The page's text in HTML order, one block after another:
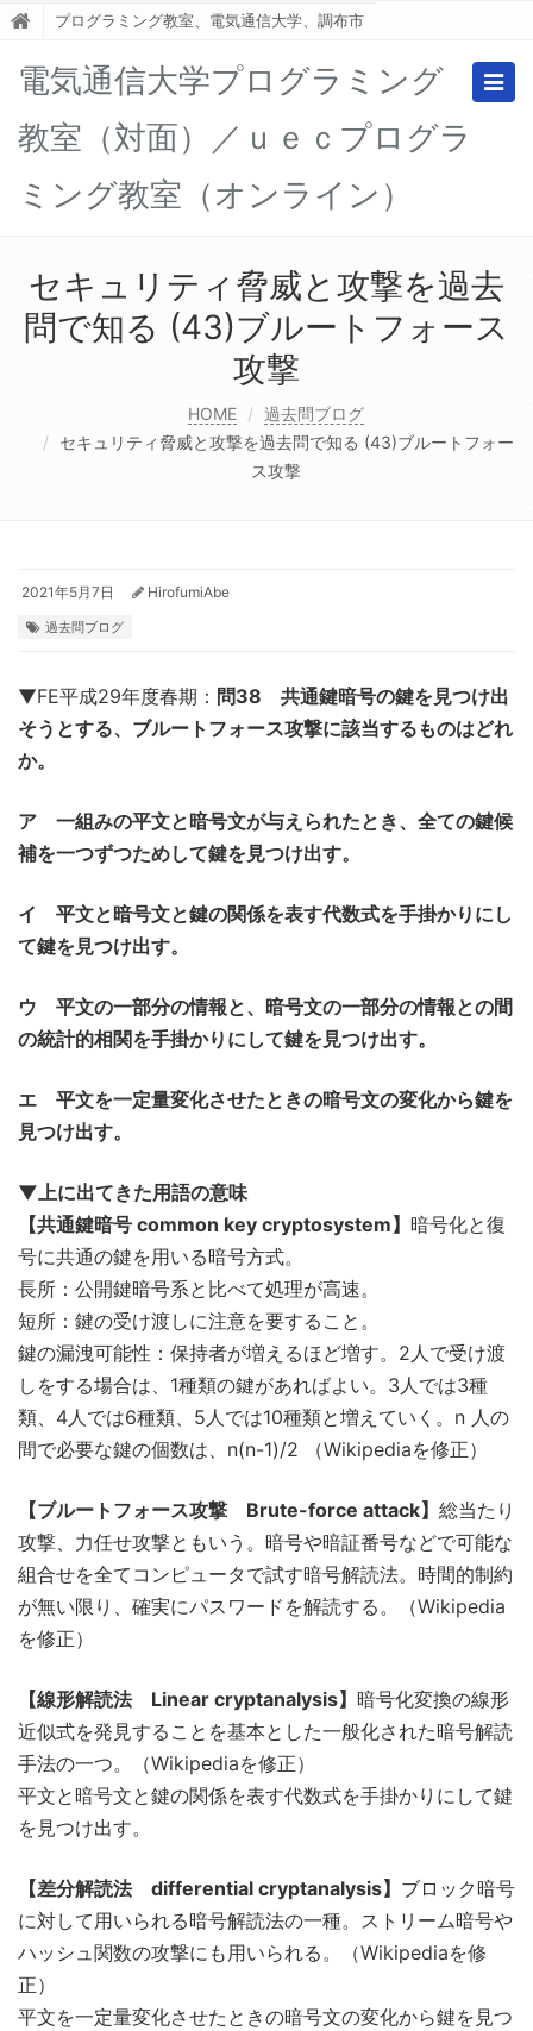
プログラミング教室、電気通信大学、調布市
電気通信大学プログラミング
教室（対面）／ｕｅｃプログラ
ミング教室（オンライン）
セキュリティ脅威と攻撃を過去
問で知る (43)ブルートフォース
攻撃
HOME
過去問ブログ
セキュリティ脅威と攻撃を過去問で知る (43)ブルートフォー
ス攻撃
2021年5月7日 HirofumiAbe
過去問ブログ
▼FE平成29年度春期： 問38 共通鍵暗号の鍵を見つけ出
そうとする、ブルートフォース攻撃に該当するものはどれ
か。
ア 一組みの平文と暗号文が与えられたとき、全ての鍵候
補を一つずつためして鍵を見つけ出す。
イ 平文と暗号文と鍵の関係を表す代数式を手掛かりにし
て鍵を見つけ出す。
ウ 平文の一部分の情報と、暗号文の一部分の情報との間
の統計的相関を手掛かりにして鍵を見つけ出す。
エ 平文を一定量変化させたときの暗号文の変化から鍵を
見つけ出す。
▼上に出てきた用語の意味
【共通鍵暗号 common key cryptosystem】 暗号化と復
号に共通の鍵を用いる暗号方式。
長所：公開鍵暗号系と比べて処理が高速。
短所：鍵の受け渡しに注意を要すること。
鍵の漏洩可能性：保持者が増えるほど増す。2人で受け渡
しをする場合は、1種類の鍵があればよい。3人では3種
類、4人では6種類、5人では10種類と増えていく。n 人の
間で必要な鍵の個数は、n(n-1)/2 （Wikipediaを修正）
【ブルートフォース攻撃 Brute-force attack】 総当たり
攻撃、力任せ攻撃ともいう。暗号や暗証番号などで可能な
組合せを全てコンピュータで試す暗号解読法。時間的制約
が無い限り、確実にパスワードを解読する。（Wikipedia
を修正）
【線形解読法 Linear cryptanalysis】 暗号化変換の線形
近似式を発見することを基本とした一般化された暗号解読
手法の一つ。（Wikipediaを修正）
平文と暗号文と鍵の関係を表す代数式を手掛かりにして鍵
を見つけ出す。
【差分解読法 differential cryptanalysis】 ブロック暗号
に対して用いられる暗号解読法の一種。ストリーム暗号や
ハッシュ関数の攻撃にも用いられる。（Wikipediaを修
正）
平文を一定量変化させたときの暗号文の変化から鍵を見つ